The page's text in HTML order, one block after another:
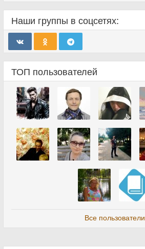
Наши группы в соцсетях:
ТОП пользователей
Все пользователи